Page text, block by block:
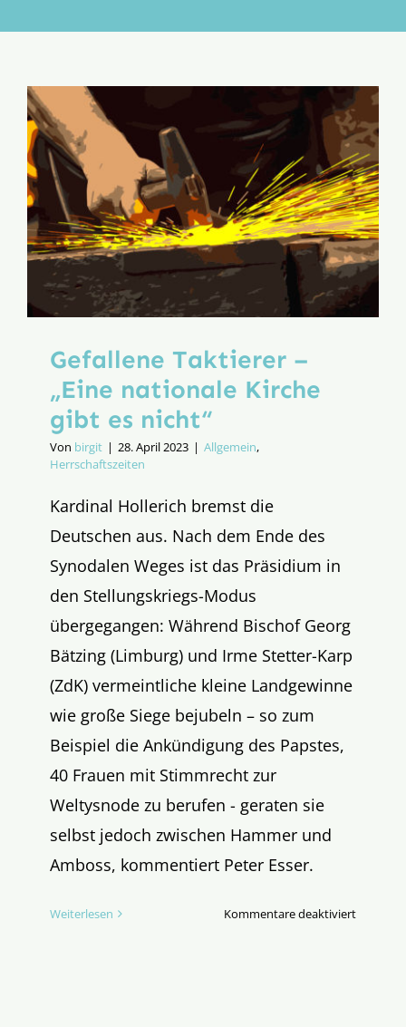
Aktion
Gefallene Taktierer –
„Eine nationale Kirche
gibt es nicht“
Von birgit | 28. April 2023 | Allgemein,
Herrschaftszeiten
Kardinal Hollerich bremst die
Deutschen aus. Nach dem Ende des
Synodalen Weges ist das Präsidium in
den Stellungskriegs-Modus
übergegangen: Während Bischof Georg
Bätzing (Limburg) und Irme Stetter-Karp
(ZdK) vermeintliche kleine Landgewinne
wie große Siege bejubeln – so zum
Beispiel die Ankündigung des Papstes,
40 Frauen mit Stimmrecht zur
Weltysnode zu berufen - geraten sie
selbst jedoch zwischen Hammer und
Amboss, kommentiert Peter Esser.
Weiterlesen Kommentare deaktiviertfür